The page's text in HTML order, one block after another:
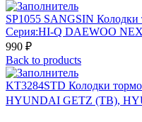
SP1055 SANGSIN Колодки
Серия:HI-Q DAEWOO
990 ₽
Back to products
KT3284STD Колодки
HYUNDAI GETZ (TB),